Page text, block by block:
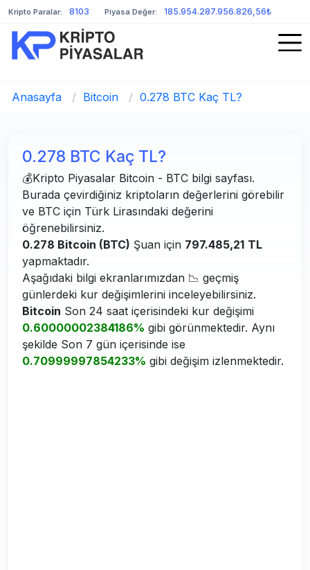
Kripto Paralar: 8103 Piyasa Değer: 185.954.287.956.826,56₺
Anasayfa / Bitcoin / 0.278 BTC Kaç TL?
0.278 BTC Kaç TL?
💰Kripto Piyasalar Bitcoin - BTC bilgi sayfası.
Burada çevirdiğiniz kriptoların değerlerini görebilir
ve BTC için Türk Lirasındaki değerini
öğrenebilirsiniz.
0.278 Bitcoin (BTC) Şuan için 797.485,21 TL
yapmaktadır.
Aşağıdaki bilgi ekranlarımızdan 📉 geçmiş
günlerdeki kur değişimlerini inceleyebilirsiniz.
Bitcoin Son 24 saat içerisindeki kur değişimi
0.60000002384186% gibi görünmektedir. Aynı
şekilde Son 7 gün içerisinde ise
0.70999997854233% gibi değişim izlenmektedir.